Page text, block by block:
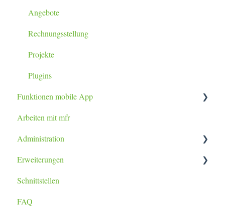
Angebote
Rechnungsstellung
Projekte
Plugins
Funktionen mobile App
Tablet / Smartphone App
Arbeiten mit mfr
Administration
Datenimport
Berichtsanpassung
Erweiterungen
lexoffice Plugin
Schnittstellen
FAQ